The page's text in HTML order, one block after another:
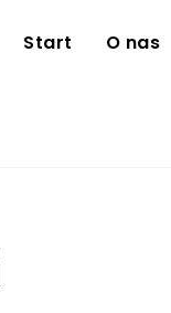
Start O nas